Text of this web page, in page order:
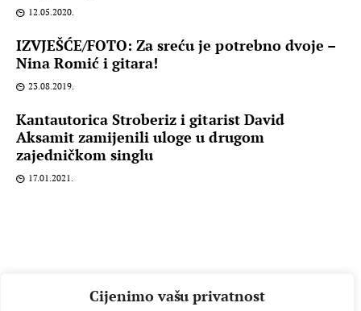
Cijenimo vašu privatnost
12.05.2020.
IZVJEŠĆE/FOTO: Za sreću je potrebno dvoje –
Nina Romić i gitara!
23.08.2019.
Kantautorica Stroberiz i gitarist David
Aksamit zamijenili uloge u drugom
zajedničkom singlu
17.01.2021.